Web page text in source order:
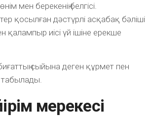
мен берекенің белгісі.
қосылған дәстүрлі асқабақ бәліші
қалампыр иісі үй ішіне ерекше
сыйына деген құрмет пен
табылады.
мерекесі